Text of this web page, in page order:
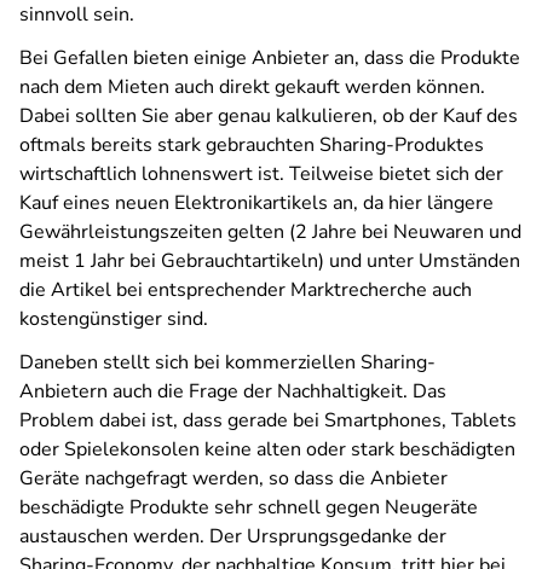
sinnvoll sein.
Bei Gefallen bieten einige Anbieter an, dass die Produkte
nach dem Mieten auch direkt gekauft werden können.
Dabei sollten Sie aber genau kalkulieren, ob der Kauf des
oftmals bereits stark gebrauchten Sharing-Produktes
wirtschaftlich lohnenswert ist. Teilweise bietet sich der
Kauf eines neuen Elektronikartikels an, da hier längere
Gewährleistungszeiten gelten (2 Jahre bei Neuwaren und
meist 1 Jahr bei Gebrauchtartikeln) und unter Umständen
die Artikel bei entsprechender Marktrecherche auch
kostengünstiger sind.
Daneben stellt sich bei kommerziellen Sharing-
Anbietern auch die Frage der Nachhaltigkeit. Das
Problem dabei ist, dass gerade bei Smartphones, Tablets
oder Spielekonsolen keine alten oder stark beschädigten
Geräte nachgefragt werden, so dass die Anbieter
beschädigte Produkte sehr schnell gegen Neugeräte
austauschen werden. Der Ursprungsgedanke der